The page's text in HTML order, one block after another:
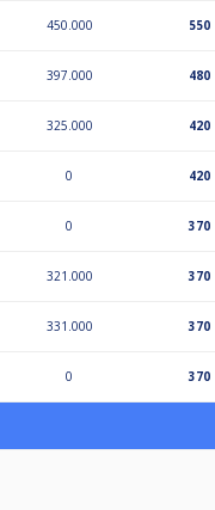
450.000 550
397.000 480
325.000 420
0 420
0 370
321.000 370
331.000 370
0 370